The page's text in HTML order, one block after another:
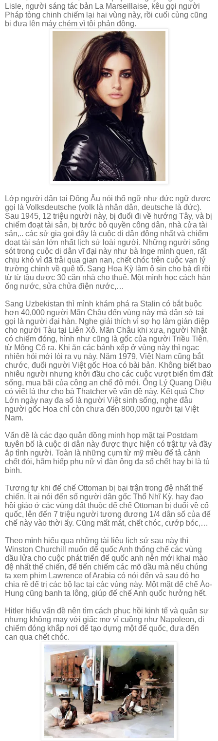
Lisle, người sáng tác bản La Marseillaise, kêu gọi người
Pháp tòng chinh chiếm lại hai vùng này, rồi cuối cùng cũng
bị đưa lên máy chém vì tội phản động.
Lớp người dân tại Đông Âu nói thổ ngữ như đức ngữ được
gọi là Volksdeutsche (volk là nhân dân, deutsche là đức).
Sau 1945, 12 triệu người này, bị đuổi đi về hướng Tây, và bị
chiếm đoạt tài sản, bị tước bỏ quyền công dân, nhà cửa tài
sản,.. các sử gia gọi đây là cuộc di dân đông nhất và chiếm
đoạt tài sản lớn nhất lịch sử loài người. Những người sống
sót trong cuộc di dân vĩ đại này như bà Inge mình quen, rất
chịu khó vì đã trải qua gian nan, chết chóc trên cuộc vạn lý
trường chinh về quê tổ. Sang Hoa Kỳ làm ô sin cho bà dì rồi
từ từ tậu được 30 căn nhà cho thuê. Một mình học cách hàn
ống nước, sửa chửa điện nước,…
Sang Uzbekistan thì mình khám phá ra Stalin có bắt buộc
hơn 40,000 người Mãn Châu đến vùng này mà dân sở tại
gọi là người đại hàn. Nghe giải thích vì sợ họ làm gián điệp
cho người Tàu tại Liên Xô. Mãn Châu khi xưa, người Nhật
có chiếm đóng, hình như cũng là gốc của người Triều Tiên,
từ Mông Cổ ra. Khi ăn các bánh xếp ở vùng này thì ngạc
nhiên hỏi mới lòi ra vụ này. Năm 1979, Việt Nam cũng bắt
chước, đuổi người Việt gốc Hoa có bài bản. Không biết bao
nhiêu người nhưng khởi đầu cho các cuộc vượt biển tìm đất
sống, mua bãi của công an chế độ mới. Ông Lý Quang Diệu
có viết lá thư cho bà Thatcher về vấn đề này. Kết quả Chợ
Lớn ngày nay đa số là người Việt sinh sống, nghe đâu
người gốc Hoa chỉ còn chưa đến 800,000 người tại Việt
Nam.
Vấn đề là các đạo quân đồng minh họp mặt tại Postdam
tuyên bố là cuộc di dân này được thực hiện có trật tự và đầy
ắp tình người. Toàn là những cụm từ mỹ miều để tả cảnh
chết đói, hãm hiếp phụ nữ vì đàn ông đa số chết hay bị là tù
binh.
Tương tự khi đế chế Ottoman bị bại trận trong đệ nhất thế
chiến. Ít ai nói đến số người dân gốc Thổ Nhĩ Kỳ, hay đạo
hồi giáo ở các vùng đất thuộc đế chế Ottoman bị đuổi về cố
quốc, lên đến 7 triệu người tương đương 1/4 dân số của đế
chế này vào thời ấy. Cũng mất mát, chết chóc, cướp bóc,…
Theo mình hiểu qua những tài liệu lịch sử sau này thì
Winston Churchill muốn đế quốc Anh thống chế các vùng
dầu lửa cho cuộc phát triển đế quốc anh nên mới khai mào
đệ nhất thế chiến, để tiến chiếm các mõ dầu mà nếu chúng
ta xem phim Lawrence of Arabia có nói đến và sau đó họ
chia rẽ để trị các bộ lạc tại các vùng này. Một mặt đế chế Áo-
Hung cũng banh ta lông, giúp đế chế Anh quốc hưởng hết.
Hitler hiểu vấn đề nên tìm cách phục hồi kinh tế và quân sự
nhưng không may với giấc mơ vĩ cuồng như Napoleon, đi
chiếm đóng khắp nơi để tạo dựng một đế quốc, đưa đến
can qua chết chóc.